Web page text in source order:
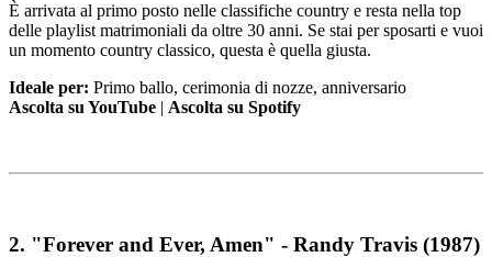
È arrivata al primo posto nelle classifiche country e resta nella top
delle playlist matrimoniali da oltre 30 anni. Se stai per sposarti e vuoi
un momento country classico, questa è quella giusta.
Ideale per: Primo ballo, cerimonia di nozze, anniversario
Ascolta su YouTube | Ascolta su Spotify
2. "Forever and Ever, Amen" - Randy Travis (1987)